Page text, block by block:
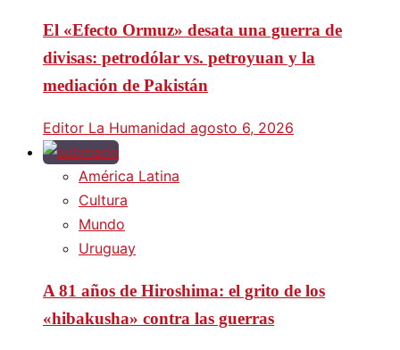
El «Efecto Ormuz» desata una guerra de
divisas: petrodólar vs. petroyuan y la
mediación de Pakistán
Editor La Humanidad agosto 6, 2026
América Latina
Cultura
Mundo
Uruguay
A 81 años de Hiroshima: el grito de los
«hibakusha» contra las guerras